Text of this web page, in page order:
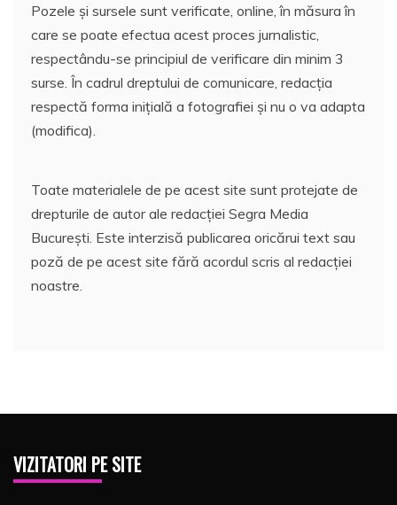
Pozele și sursele sunt verificate, online, în măsura în
care se poate efectua acest proces jurnalistic,
respectându-se principiul de verificare din minim 3
surse. În cadrul dreptului de comunicare, redacția
respectă forma inițială a fotografiei și nu o va adapta
(modifica).
Toate materialele de pe acest site sunt protejate de
drepturile de autor ale redacției Segra Media
București. Este interzisă publicarea oricărui text sau
poză de pe acest site fără acordul scris al redacției
noastre.
VIZITATORI PE SITE